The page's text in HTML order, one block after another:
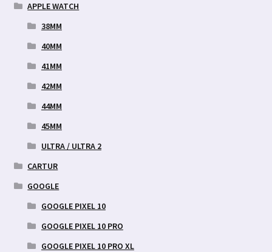
APPLE WATCH
38MM
40MM
41MM
42MM
44MM
45MM
ULTRA / ULTRA 2
CARTUR
GOOGLE
GOOGLE PIXEL 10
GOOGLE PIXEL 10 PRO
GOOGLE PIXEL 10 PRO XL